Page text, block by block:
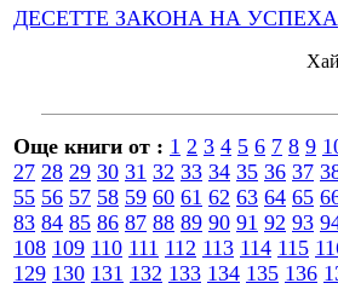
ДЕСЕТТЕ ЗАКОНА НА УСПЕХА
Още книги от : 1 2 3 4 5 6 7 8 9
27 28 29 30 31 32 33 34 35 36 37
55 56 57 58 59 60 61 62 63 64 65
83 84 85 86 87 88 89 90 91 92 93
108 109 110 111 112 113 114 115
129 130 131 132 133 134 135 136